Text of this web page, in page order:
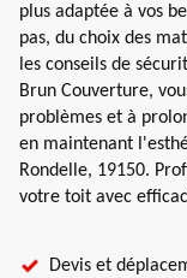
plus adaptée à vos
pas, du choix des
les conseils de
Brun Couverture,
problèmes et à
en maintenant
Rondelle, 19150.
votre toit avec
Devis et